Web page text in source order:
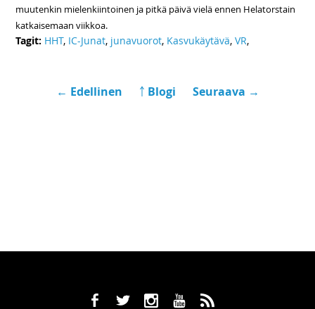
muutenkin mielenkiintoinen ja pitkä päivä vielä ennen Helatorstain
katkaisemaan viikkoa.
Tagit: HHT, IC-Junat, junavuorot, Kasvukäytävä,VR,
← Edellinen ￪ Blogi Seuraava →
b a x r ,